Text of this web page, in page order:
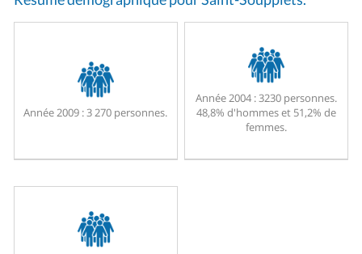
Année 2009 :3 270 personnes.
Année 2004 :3230 personnes.
48,8% d'hommes et 51,2% de
femmes.